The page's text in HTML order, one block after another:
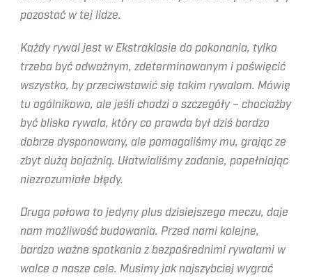
pozostać w tej lidze.
Każdy rywal jest w Ekstraklasie do pokonania, tylko
trzeba być odważnym, zdeterminowanym i poświęcić
wszystko, by przeciwstawić się takim rywalom. Mówię
tu ogólnikowo, ale jeśli chodzi o szczegóły – chociażby
być blisko rywala, który co prawda był dziś bardzo
dobrze dysponowany, ale pomagaliśmy mu, grając ze
zbyt dużą bojaźnią. Ułatwialiśmy zadanie, popełniając
niezrozumiałe błędy.
Druga połowa to jedyny plus dzisiejszego meczu, daje
nam możliwość budowania. Przed nami kolejne,
bardzo ważne spotkania z bezpośrednimi rywalami w
walce o nasze cele. Musimy jak najszybciej wygrać